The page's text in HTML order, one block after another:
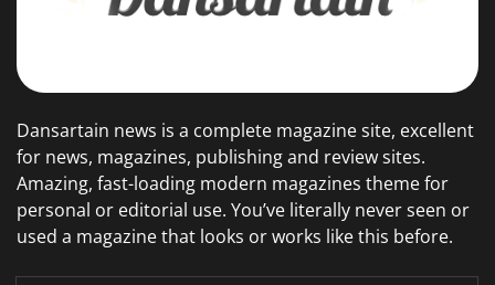
Dansartain news is a complete magazine site, excellent
for news, magazines, publishing and review sites.
Amazing, fast-loading modern magazines theme for
personal or editorial use. You’ve literally never seen or
used a magazine that looks or works like this before.